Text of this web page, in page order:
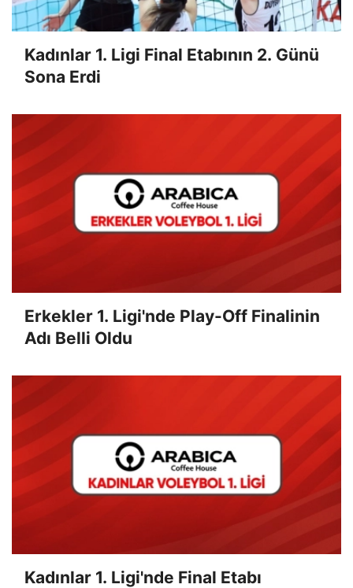
Kadınlar 1. Ligi Final Etabının 2. Günü
Sona Erdi
Erkekler 1. Ligi'nde Play-Off Finalinin
Adı Belli Oldu
Kadınlar 1. Ligi'nde Final Etabı